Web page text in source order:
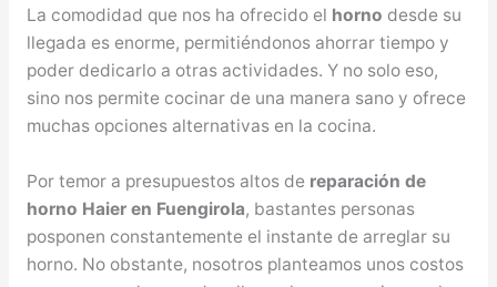
La comodidad que nos ha ofrecido el horno desde su
llegada es enorme, permitiéndonos ahorrar tiempo y
poder dedicarlo a otras actividades. Y no solo eso,
sino nos permite cocinar de una manera sano y ofrece
muchas opciones alternativas en la cocina.
Por temor a presupuestos altos de reparación de
horno Haier en Fuengirola, bastantes personas
posponen constantemente el instante de arreglar su
horno. No obstante, nosotros planteamos unos costos